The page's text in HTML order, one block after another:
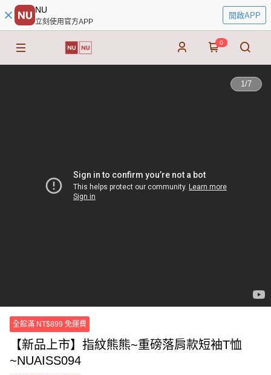
NU
立刻使用官方APP
開啟APP
0
1/7
全館滿 NT$899 免運費
【新品上市】指紋熊熊~重磅落肩款短袖T恤
~NUAISS094